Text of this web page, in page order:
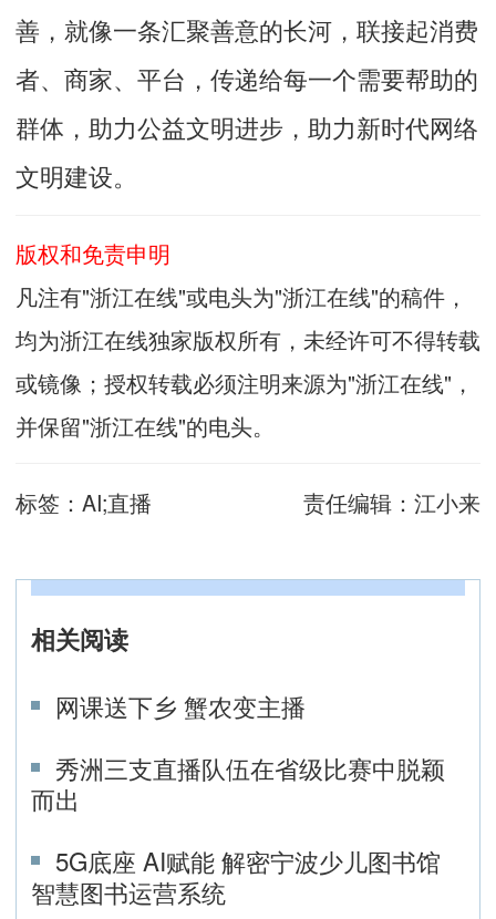
善，就像一条汇聚善意的长河，联接起消费
者、商家、平台，传递给每一个需要帮助的
群体，助力公益文明进步，助力新时代网络
文明建设。
版权和免责申明
凡注有"浙江在线"或电头为"浙江在线"的稿件，
均为浙江在线独家版权所有，未经许可不得转载
或镜像；授权转载必须注明来源为"浙江在线"，
并保留"浙江在线"的电头。
标签： AI;直播 责任编辑： 江小来
相关阅读
网课送下乡 蟹农变主播
秀洲三支直播队伍在省级比赛中脱颖
而出
5G底座 AI赋能 解密宁波少儿图书馆
智慧图书运营系统